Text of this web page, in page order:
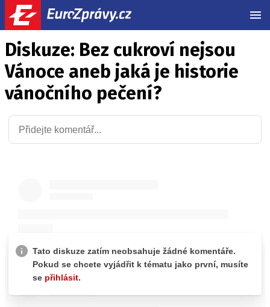
Diskuze: Bez cukroví nejsou
Vánoce aneb jaká je historie
vánočního pečení?